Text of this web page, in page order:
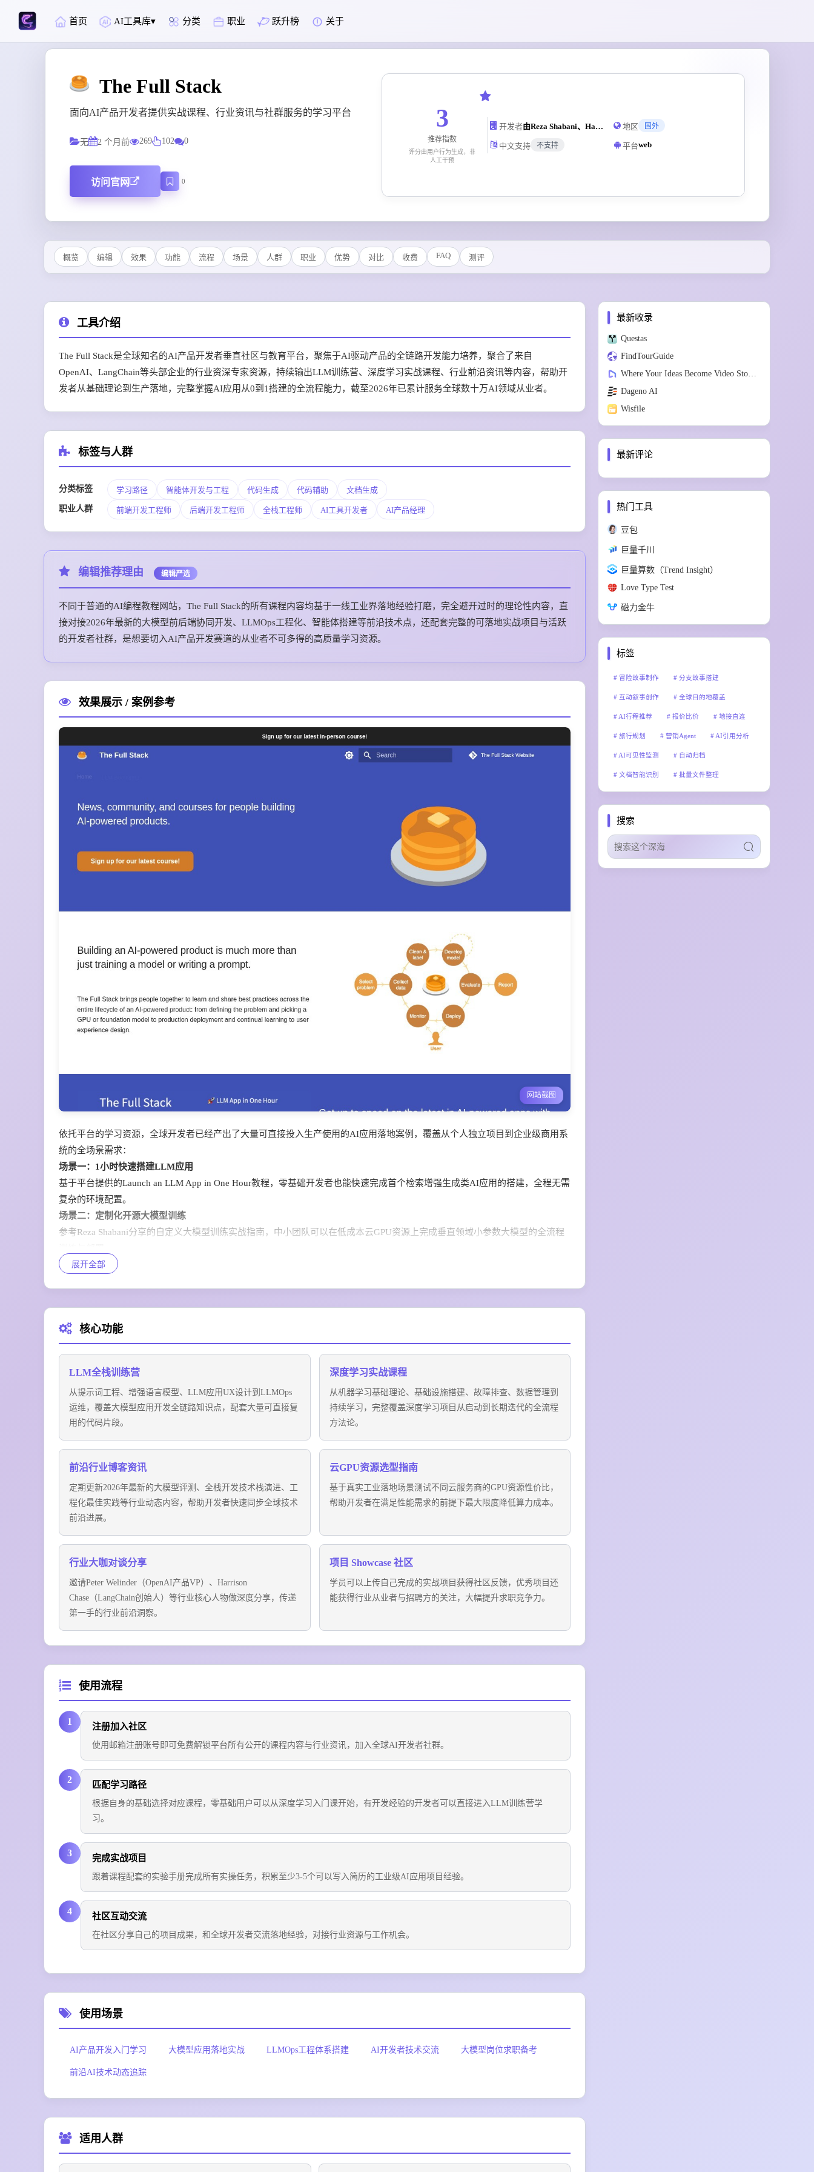
首页 AI工具库 分类 职业 跃升榜 关于
The Full Stack
面向AI产品开发者提供实战课程、行业资讯与社群服务的学习平台
无 2 个月前 269 102 0
访问官网 0
3
推荐指数
评分由用户行为生成，非
人工干预
开发者 由Reza Shabani、Harrison Chase等AI行业资深从业者联合发起的开发者社区 地区 国外
中文支持 不支持 平台web
概览 编辑 效果 功能 流程 场景 人群 职业 优势 对比 收费 FAQ 测评
工具介绍
The Full Stack是全球知名的AI产品开发者垂直社区与教育平台，聚焦于AI驱动产品的全链路开发能力培养，聚合了来自
OpenAI、LangChain等头部企业的行业资深专家资源，持续输出LLM训练营、深度学习实战课程、行业前沿资讯等内容，帮助开
发者从基础理论到生产落地，完整掌握AI应用从0到1搭建的全流程能力，截至2026年已累计服务全球数十万AI领域从业者。
标签与人群
分类标签 学习路径 智能体开发与工程 代码生成 代码辅助 文档生成
职业人群 前端开发工程师 后端开发工程师 全栈工程师 AI工具开发者 AI产品经理
编辑推荐理由 编辑严选
不同于普通的AI编程教程网站，The Full Stack的所有课程内容均基于一线工业界落地经验打磨，完全避开过时的理论性内容，直
接对接2026年最新的大模型前后端协同开发、LLMOps工程化、智能体搭建等前沿技术点，还配套完整的可落地实战项目与活跃
的开发者社群，是想要切入AI产品开发赛道的从业者不可多得的高质量学习资源。
效果展示 / 案例参考
网站截图
依托平台的学习资源，全球开发者已经产出了大量可直接投入生产使用的AI应用落地案例，覆盖从个人独立项目到企业级商用系
统的全场景需求：
场景一：1小时快速搭建LLM应用
基于平台提供的Launch an LLM App in One Hour教程，零基础开发者也能快速完成首个检索增强生成类AI应用的搭建，全程无需
复杂的环境配置。
场景二：定制化开源大模型训练
参考Reza Shabani分享的自定义大模型训练实战指南，中小团队可以在低成本云GPU资源上完成垂直领域小参数大模型的全流程
场景三：生产级LLMOps体系搭建
参考Harrison Chase分享的Agent开发实战经验，开发者可以快速完成具备工具调用、多步任务规划能力的商用级智能体产品开
发。
展开全部
核心功能
LLM全栈训练营
从提示词工程、增强语言模型、LLM应用UX设计到LLMOps
运维，覆盖大模型应用开发全链路知识点，配套大量可直接复
用的代码片段。
深度学习实战课程
从机器学习基础理论、基础设施搭建、故障排查、数据管理到
持续学习，完整覆盖深度学习项目从启动到长期迭代的全流程
方法论。
前沿行业博客资讯
定期更新2026年最新的大模型评测、全栈开发技术栈演进、工
程化最佳实践等行业动态内容，帮助开发者快速同步全球技术
前沿进展。
云GPU资源选型指南
基于真实工业落地场景测试不同云服务商的GPU资源性价比，
帮助开发者在满足性能需求的前提下最大限度降低算力成本。
行业大咖对谈分享
邀请Peter Welinder（OpenAI产品VP）、Harrison
Chase（LangChain创始人）等行业核心人物做深度分享，传递
第一手的行业前沿洞察。
项目 Showcase 社区
学员可以上传自己完成的实战项目获得社区反馈，优秀项目还
能获得行业从业者与招聘方的关注，大幅提升求职竞争力。
使用流程
1 注册加入社区
使用邮箱注册账号即可免费解锁平台所有公开的课程内容与行业资讯，加入全球AI开发者社群。
2 匹配学习路径
根据自身的基础选择对应课程，零基础用户可以从深度学习入门课开始，有开发经验的开发者可以直接进入LLM训练营学
习。
3 完成实战项目
跟着课程配套的实验手册完成所有实操任务，积累至少3-5个可以写入简历的工业级AI应用项目经验。
4 社区互动交流
在社区分享自己的项目成果，和全球开发者交流落地经验，对接行业资源与工作机会。
使用场景
AI产品开发入门学习 大模型应用落地实战 LLMOps工程体系搭建 AI开发者技术交流 大模型岗位求职备考
前沿AI技术动态追踪
适用人群
最新收录
Questas
FindTourGuide
Where Your Ideas Become Video Stories
Dageno AI
Wisfile
最新评论
热门工具
豆包
巨量千川
巨量算数（Trend Insight）
Love Type Test
磁力金牛
标签
冒险故事制作 分支故事搭建
互动叙事创作 全球目的地覆盖
AI行程推荐 报价比价 地接直连
旅行规划 营销Agent AI引用分析
AI可见性监测 自动归档
文档智能识别 批量文件整理
批量视频生产
搜索